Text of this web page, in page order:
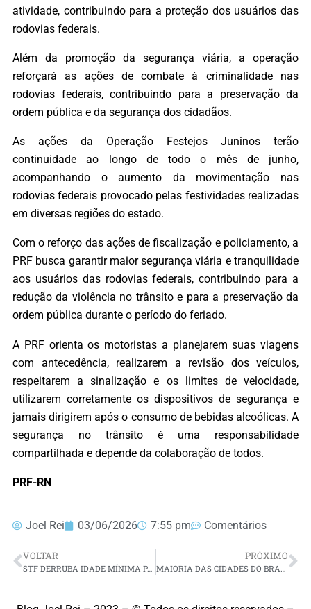
atividade, contribuindo para a proteção dos usuários das
rodovias federais.
Além da promoção da segurança viária, a operação
reforçará as ações de combate à criminalidade nas
rodovias federais, contribuindo para a preservação da
ordem pública e da segurança dos cidadãos.
As ações da Operação Festejos Juninos terão
continuidade ao longo de todo o mês de junho,
acompanhando o aumento da movimentação nas
rodovias federais provocado pelas festividades realizadas
em diversas regiões do estado.
Com o reforço das ações de fiscalização e policiamento, a
PRF busca garantir maior segurança viária e tranquilidade
aos usuários das rodovias federais, contribuindo para a
redução da violência no trânsito e para a preservação da
ordem pública durante o período do feriado.
A PRF orienta os motoristas a planejarem suas viagens
com antecedência, realizarem a revisão dos veículos,
respeitarem a sinalização e os limites de velocidade,
utilizarem corretamente os dispositivos de segurança e
jamais dirigirem após o consumo de bebidas alcoólicas. A
segurança no trânsito é uma responsabilidade
compartilhada e depende da colaboração de todos.
PRF-RN
Joel Rei 03/06/2026 7:55 pm Comentários
VOLTAR
STF DERRUBA IDADE MÍNIMA PARA APOSENTADORIA ESPECIAL POR INSALUBRIDADE
PRÓXIMO
MAIORIA DAS CIDADES DO BRASIL NÃO TEM PLANO DE AÇÃO PARA CALOR EXTREMO